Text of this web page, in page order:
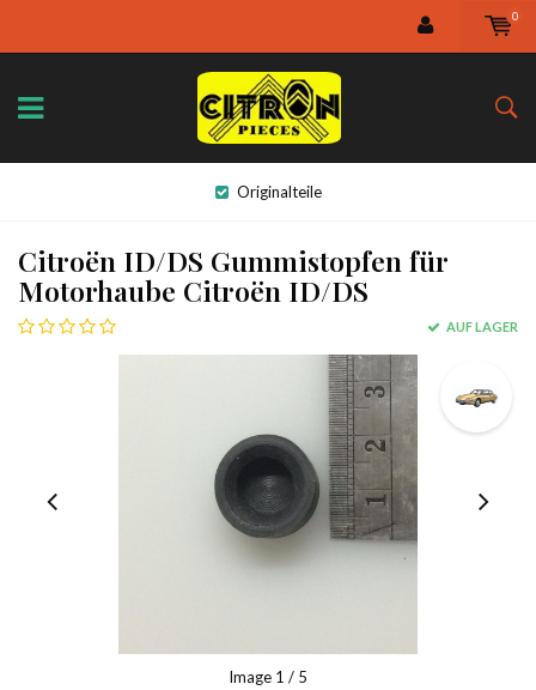
0
Originalteile
Citroën ID/DS Gummistopfen für
Motorhaube Citroën ID/DS
AUF LAGER
Image 1 / 5